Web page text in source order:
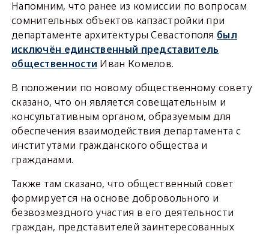
Напомним, что ранее из комиссии по вопросам
сомнительных объектов капзастройки при
департаменте архитектуры Севастополя был
исключён единственный представитель
общественности Иван Комелов.
В положении по новому общественному совету
сказано, что он является совещательным и
консультативным органом, образуемым для
обеспечения взаимодействия департамента с
институтами гражданского общества и
гражданами.
Также там сказано, что общественный совет
формируется на основе добровольного и
безвозмездного участия в его деятельности
граждан, представителей заинтересованных